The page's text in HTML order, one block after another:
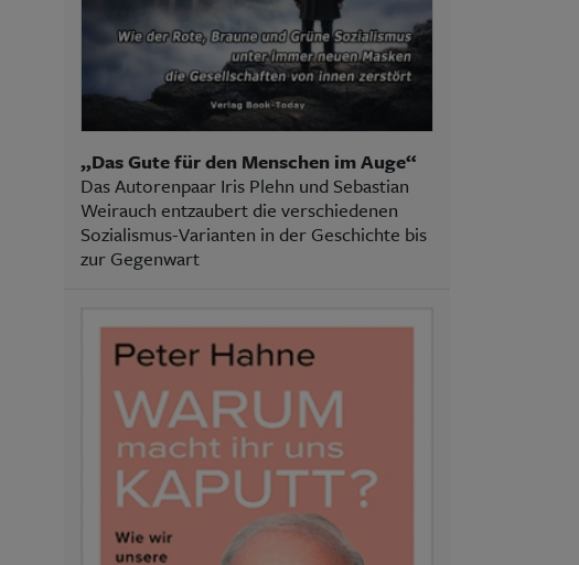
„Das Gute für den Menschen im Auge“
Das Autorenpaar Iris Plehn und Sebastian
Weirauch entzaubert die verschiedenen
Sozialismus-Varianten in der Geschichte bis
zur Gegenwart